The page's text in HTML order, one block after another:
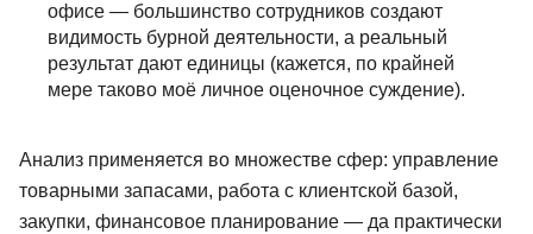
офисе — большинство сотрудников создают
видимость бурной деятельности, а реальный
результат дают единицы (кажется, по крайней
мере таково моё личное оценочное суждение).
Анализ применяется во множестве сфер: управление
товарными запасами, работа с клиентской базой,
закупки, финансовое планирование — да практически